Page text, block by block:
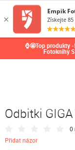
⌚🤩Top produkty
Fotoknihy
Odbitki
0
Přidat názor